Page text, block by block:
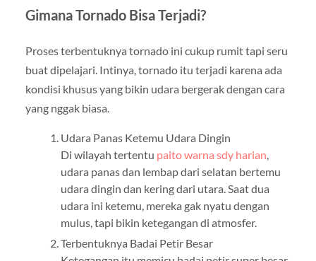
Gimana Tornado Bisa Terjadi?
Proses terbentuknya tornado ini cukup rumit tapi seru
buat dipelajari. Intinya, tornado itu terjadi karena ada
kondisi khusus yang bikin udara bergerak dengan cara
yang nggak biasa.
Udara Panas Ketemu Udara Dingin
Di wilayah tertentu paito warna sdy harian
udara panas dan lembap dari selatan bertemu
udara dingin dan kering dari utara. Saat dua
udara ini ketemu, mereka gak nyatu dengan
mulus, tapi bikin ketegangan di atmosfer.
Terbentuknya Badai Petir Besar